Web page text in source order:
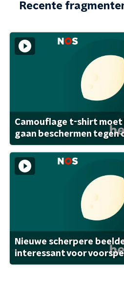
Recente
Camouflage t-shirt
gaan beschermen tegen
Nieuwe scherpere
interessant voor